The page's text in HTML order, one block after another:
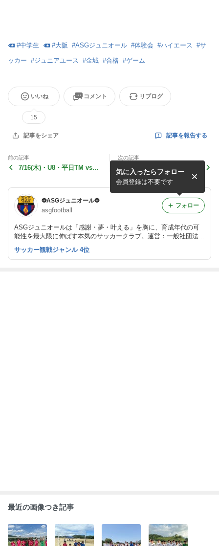
#中学生 #大阪 #ASGジュニオール #体験会 #ハイエース #サ
ッカー #ジュニアユース #金城 #合格 #ゲーム
いいね
15
コメント リブログ
記事をシェア 記事を報告する
前の記事
7/16(木)・U8・平日TM vs
次の記事
【新・練習会場】ASGジュ
ニオール・クラブ全体へのご
案内
⚽️ASGジュニオール⚽️
asgfootball
ASGジュニオールは「感謝・夢・叶える」を胸に、育成年代の可
能性を最大限に伸ばす本気のサッカークラブ。運営：一般社団法人
気に入ったらフォロー
会員登録は不要です
フォロー
サッカー観戦ジャンル 4位
最近の画像つき記事